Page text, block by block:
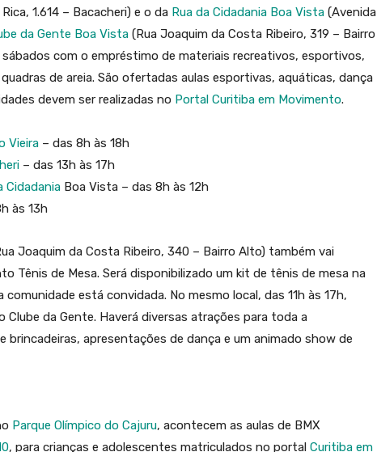
1.614 – Bacacheri) e o da Rua da Cidadania Boa Vista (Avenida
da Gente Boa Vista (Rua Joaquim da Costa Ribeiro, 319 – Bairro
com o empréstimo de materiais recreativos, esportivos,
de areia. São ofertadas aulas esportivas, aquáticas, dança
devem ser realizadas no Portal Curitiba em Movimento.
Vieira – das 8h às 18h
– das 13h às 17h
Cidadania Boa Vista – das 8h às 12h
às 13h
Joaquim da Costa Ribeiro, 340 – Bairro Alto) também vai
Tênis de Mesa. Será disponibilizado um kit de tênis de mesa na
está convidada. No mesmo local, das 11h às 17h,
Clube da Gente. Haverá diversas atrações para toda a
brincadeiras, apresentações de dança e um animado show de
Parque Olímpico do Cajuru, acontecem as aulas de BMX
, para crianças e adolescentes matriculados no portal Curitiba em